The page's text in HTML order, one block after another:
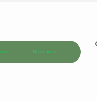
Hakkımızda